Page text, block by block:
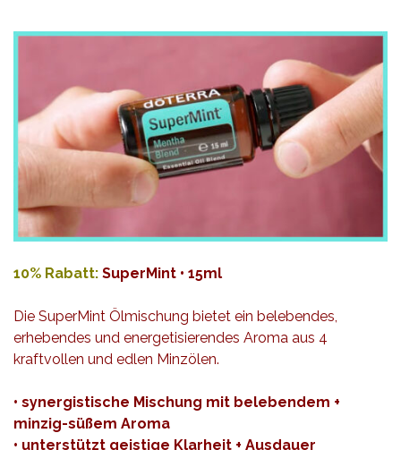
10% Rabatt: SuperMint • 15ml
Die SuperMint Ölmischung bietet ein belebendes,
erhebendes und energetisierendes Aroma aus 4
kraftvollen und edlen Minzölen.
• synergistische Mischung mit belebendem +
minzig-süßem Aroma
• unterstützt geistige Klarheit + Ausdauer